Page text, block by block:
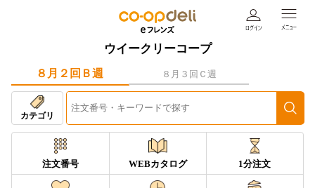
ウイークリーコープ
８月２回Ｂ週 ８月３回Ｃ週
カテゴリ
注文番号 WEBカタログ 1分注文